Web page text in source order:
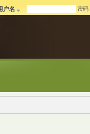
户名 密码